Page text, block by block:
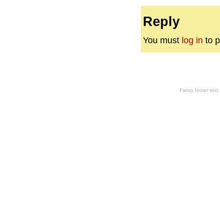
Reply
You must log in to
Fancy footer